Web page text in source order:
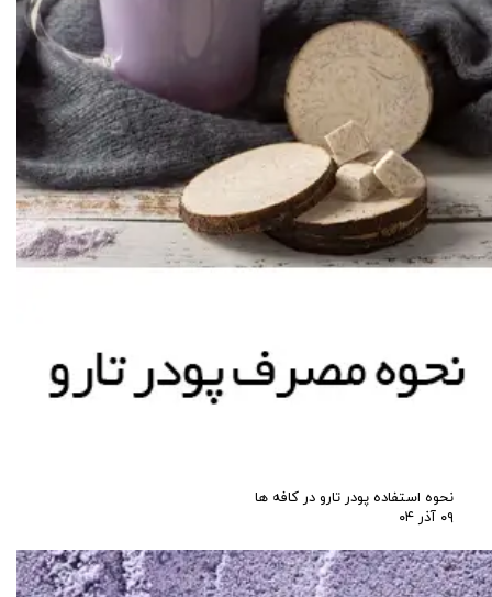
نحوه استفاده پودر تارو در کافه ها
۰۹ آذر ۰۴